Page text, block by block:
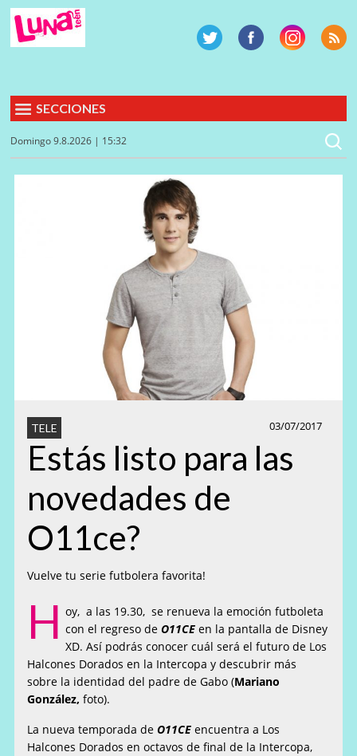
SECCIONES
Domingo 9.8.2026 | 15:32
03/07/2017
TELE
Estás listo para las
novedades de
O11ce?
Vuelve tu serie futbolera favorita!
H oy, a las 19.30, se renueva la emoción futboleta
con el regreso deO11CE en la pantalla de Disney
XD. Así podrás conocer cuál será el futuro de Los
Halcones Dorados en la Intercopa y descubrir más
sobre la identidad del padre de Gabo (Mariano
González, foto).
La nueva temporada deO11CE encuentra a Los
Halcones Dorados en octavos de final de la Intercopa,